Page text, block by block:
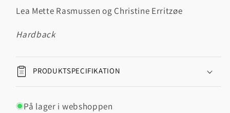
Lea Mette Rasmussen og Christine Erritzøe
hardback
PRODUKTSPECIFIKATION
På lager i webshoppen